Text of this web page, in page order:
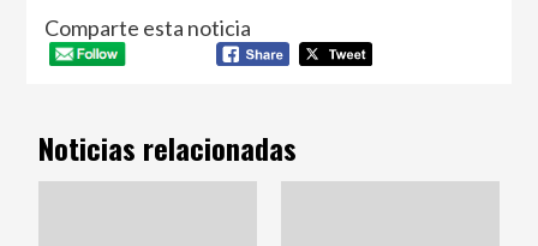
Comparte esta noticia
Noticias relacionadas